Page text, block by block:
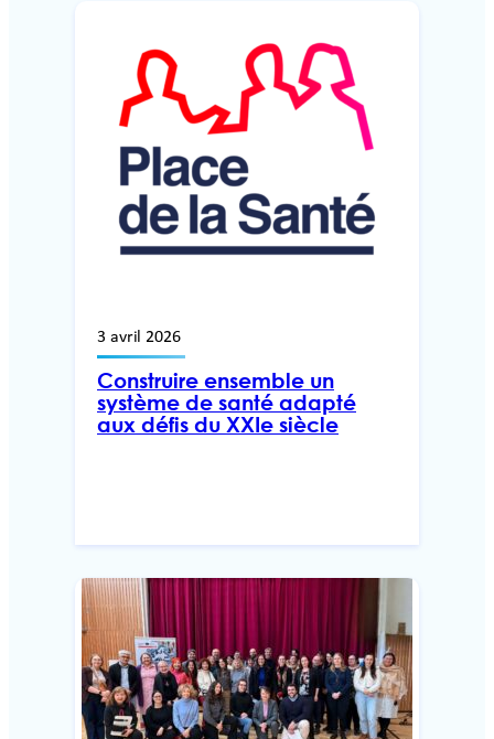
3 avril 2026
Construire ensemble un
système de santé adapté
aux défis du XXIe siècle